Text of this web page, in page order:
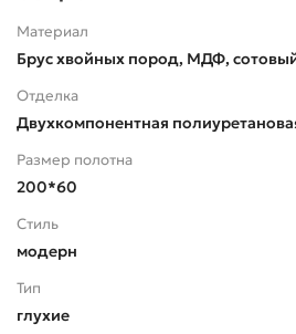
Материал
Брус хвойных пород, МДФ,
Отделка
Двухкомпонентная
Размер полотна
200*60
Стиль
модерн
Тип
глухие